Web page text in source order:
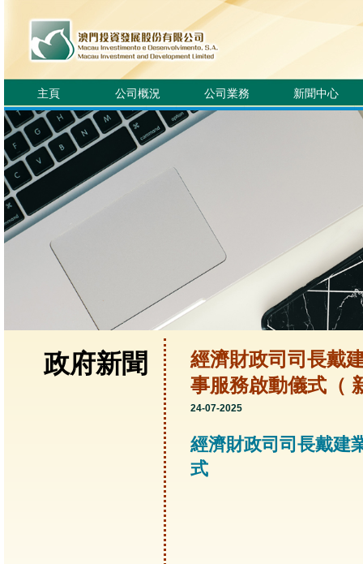
主頁 公司概況 公司業務 新聞中心
政府新聞
經濟財政司司長戴
事服務啟動儀式（
24-07-2025
經濟財政司司長戴建
式